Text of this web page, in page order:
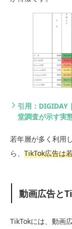
引用：DIGIDAY
堂調査が示す実
若年層が多く利用
ら、 TikTok広告は
動画広告と
TikTokには、動画